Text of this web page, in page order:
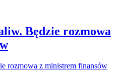
Będzie rozmowa